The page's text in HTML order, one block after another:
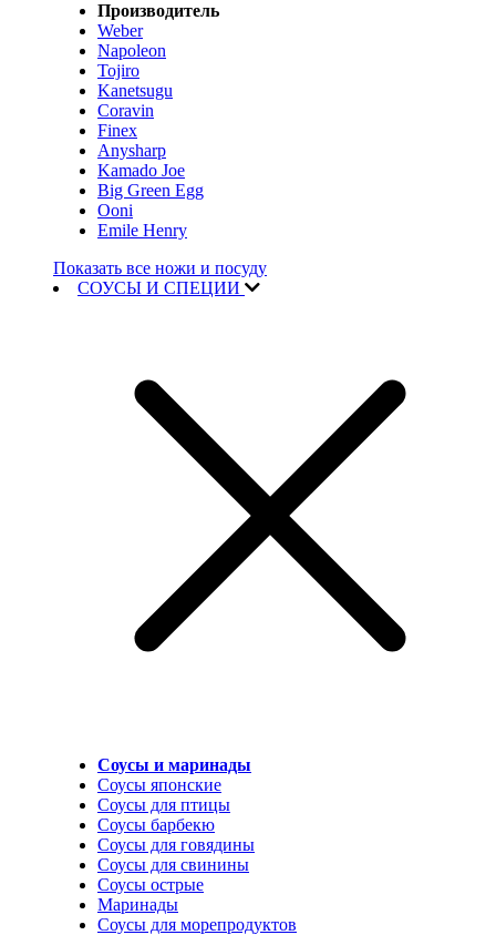
Производитель
Weber
Napoleon
Tojiro
Kanetsugu
Coravin
Finex
Anysharp
Kamado Joe
Big Green Egg
Ooni
Emile Henry
Показать все ножи и посуду
СОУСЫ И СПЕЦИИ
Соусы и маринады
Соусы японские
Соусы для птицы
Соусы барбекю
Соусы для говядины
Соусы для свинины
Соусы острые
Маринады
Соусы для морепродуктов